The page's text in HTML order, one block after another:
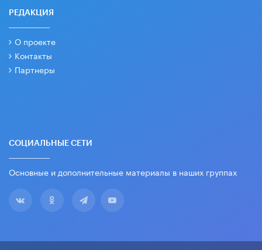
РЕДАКЦИЯ
О проекте
Контакты
Партнеры
СОЦИАЛЬНЫЕ СЕТИ
Основные и дополнительные материалы в наших группах